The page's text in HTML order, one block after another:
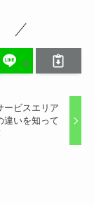
ービスエリア
違いを知って